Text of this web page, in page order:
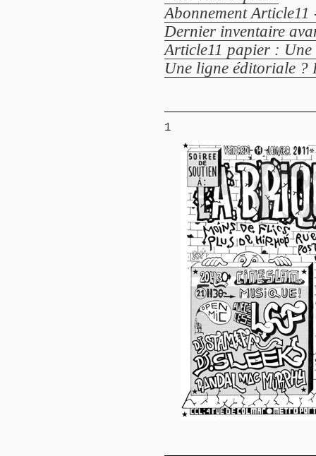
Abonnement
Dernier inventaire
Article11 papier : Une
Une ligne éditoriale ?
1